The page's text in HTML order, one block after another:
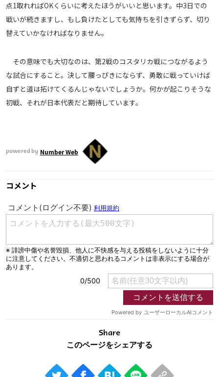
点1取れればOKくらいに考えたほうがいいと思います。中3日での
戦いが続きますし、もし負けたとしても気持ちを引きずらず、切り
替えていかなければなりません。
その意味でも大切なのは、第2戦のコスタリカ戦につながるよう
な試合にすること。決して腰っぴきにならず、勇敢に戦っていけば
自ずと道は拓けてくるんじゃないでしょうか。何かが起こりそうな
初戦、それが日本代表だと期待しています。
powered by Number Web
コメント
Share